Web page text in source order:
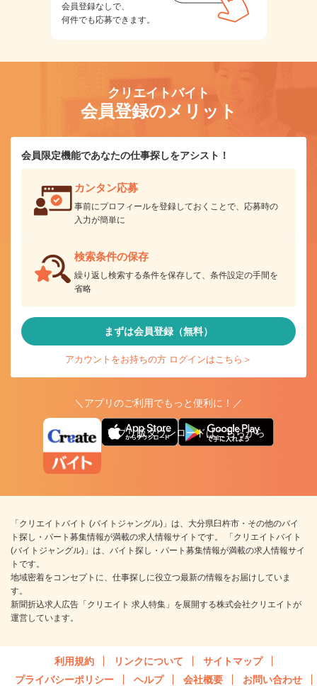
会員登録なしで、
何件でも応募できます。
クリエイトバイト
会員登録のメリット
会員限定機能であなたの仕事探しをアシスト！
カンタン応募
事前にプロフィールを登録しておくことで、応募時の
入力が簡単に
検索条件の保存
繰り返し検索する条件を保存して、条件設定の手間を
省略
まずは会員登録（無料）
アカウントをお持ちの方 ログインはこちら＞
＼アプリのご利用でもっと便利に！／
アプリ版ダウンロードはこちらから
「クリエイトバイト (バイトジャングル)」は、大分県臼杵市・その他のバイ
ト探し・パート募集情報が満載の求人情報サイトです。 「クリエイトバイト
(バイトジャングル)」は、バイト探し・パート募集情報が満載の求人情報サイ
トです。
地域密着をコンセプトに、仕事探しに役立つ最新の情報をお届けしていま
す。
新聞折込求人広告「クリエイト 求人特集」を展開する株式会社クリエイトが
運営しています。
利用規約 リンクについて
サイトマップ
プライバシーポリシー
ヘルプ 会社概要 お問い合わせ